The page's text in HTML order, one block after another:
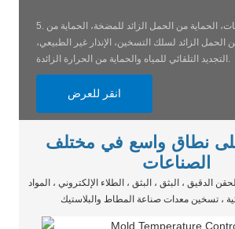
5. أجهزة السلامة: الصمامات، الحماية من الحمل الزائد للمضخة، الحماية من
الحمل الزائد لسلك التسخين، الإنذار غير الطبيعي،
التجديد التلقائي للمياه والحماية من الحرارة الزائدة.
انقر للعرض
نطاق واسع في مختلف
الصناعات
الدقيق ، البثق ، البثق ، الطلاء الإلكتروني ، المواد
، تسخين معدات صناعة المطاط والبلاستيك